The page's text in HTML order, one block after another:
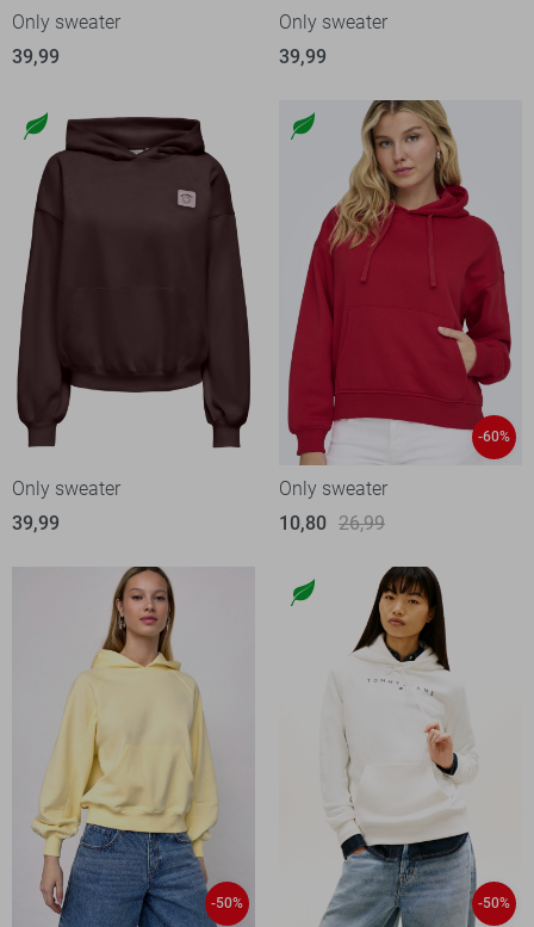
Only sweater
39,99
Only sweater
39,99
Only sweater
39,99
-60%
Only sweater
10,80 26,99
-50% -50%